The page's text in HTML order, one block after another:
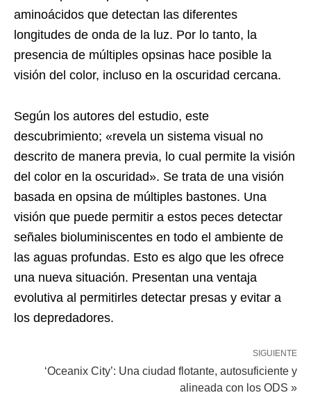
aminoácidos que detectan las diferentes
longitudes de onda de la luz. Por lo tanto, la
presencia de múltiples opsinas hace posible la
visión del color, incluso en la oscuridad cercana.
Según los autores del estudio, este
descubrimiento; «revela un sistema visual no
descrito de manera previa, lo cual permite la visión
del color en la oscuridad». Se trata de una visión
basada en opsina de múltiples bastones. Una
visión que puede permitir a estos peces detectar
señales bioluminiscentes en todo el ambiente de
las aguas profundas. Esto es algo que les ofrece
una nueva situación. Presentan una ventaja
evolutiva al permitirles detectar presas y evitar a
los depredadores.
SIGUIENTE
‘Oceanix City’: Una ciudad flotante, autosuficiente y
alineada con los ODS »